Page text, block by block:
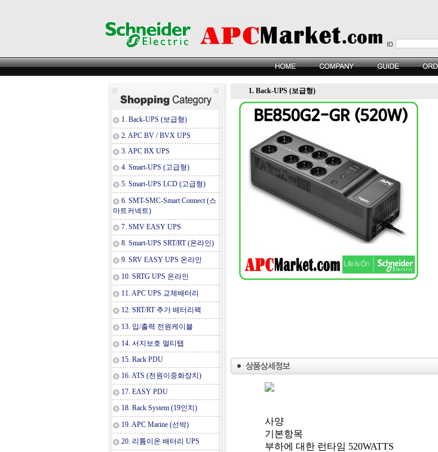
1. Back-UPS (보급형)
2. APC BV / BVX UPS
3. APC BX UPS
4. Smart-UPS (고급형)
5. Smart-UPS LCD (고급형)
6. SMT-SMC-Smart Connect (스
마트커넥트)
7. SMV EASY UPS
8. Smart-UPS SRT/RT (온라인)
9. SRV EASY UPS 온라인
10. SRTG UPS 온라인
11. APC UPS 교체배터리
12. SRT/RT 추가 배터리팩
13. 입/출력 전원케이블
14. 서지보호 멀티탭
15. Rack PDU
16. ATS (전원이중화장치)
17. EASY PDU
18. Rack System (19인치)
19. APC Marine (선박)
20. 리튬이온 배터리 UPS
1. Back-UPS (보급형)
사양
기본항목
부하에 대한 런타임 520WATTS